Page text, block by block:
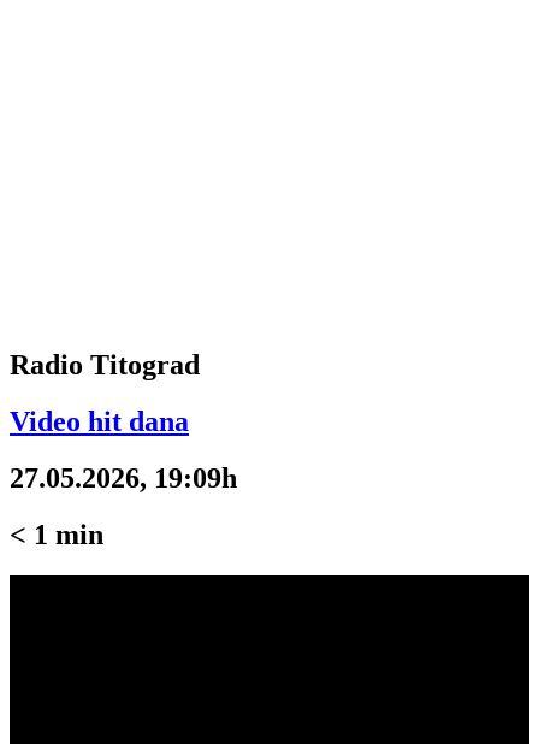
Radio Titograd
Video hit dana
27.05.2026, 19:09h
< 1 min